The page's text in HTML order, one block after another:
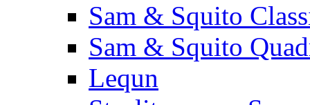
Sam & Squito
Sam & Squito
Lequn